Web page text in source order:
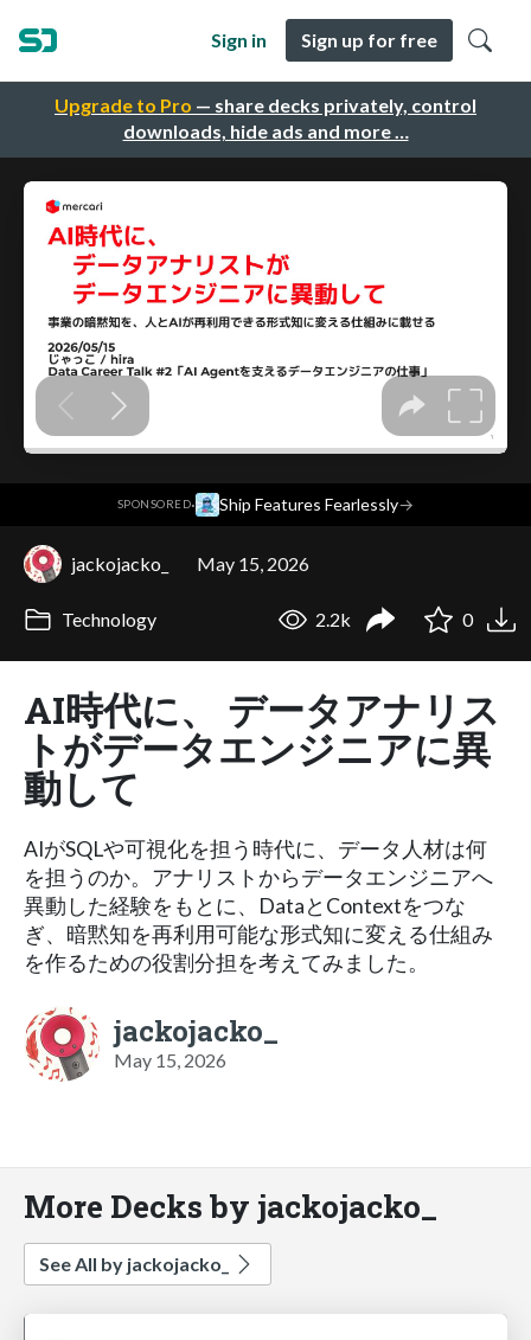
Upgrade to Pro — share decks privately, control
downloads, hide ads and more …
Sign in Sign up for free
SPONSORED· Ship Features Fearlessly→
jackojacko_ May 15, 2026
Technology 2.2k 0
AI時代に、 データアナリス
トがデータエンジニアに異
動して
AIがSQLや可視化を担う時代に、データ人材は何
を担うのか。アナリストからデータエンジニアへ
異動した経験をもとに、DataとContextをつな
ぎ、暗黙知を再利用可能な形式知に変える仕組み
を作るための役割分担を考えてみました。
jackojacko_
May 15, 2026
More Decks by jackojacko_
See All by jackojacko_